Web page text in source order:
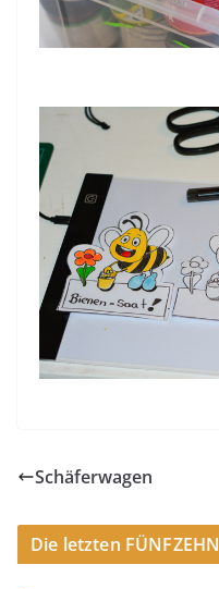
Schäferwagen
Die letzten FÜNFZEHN